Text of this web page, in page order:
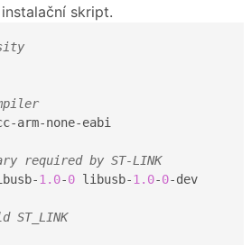
skript.
arm-none-eabi
required by ST-LINK
1.0-0 libusb-1.0-0-dev
ST_LINK